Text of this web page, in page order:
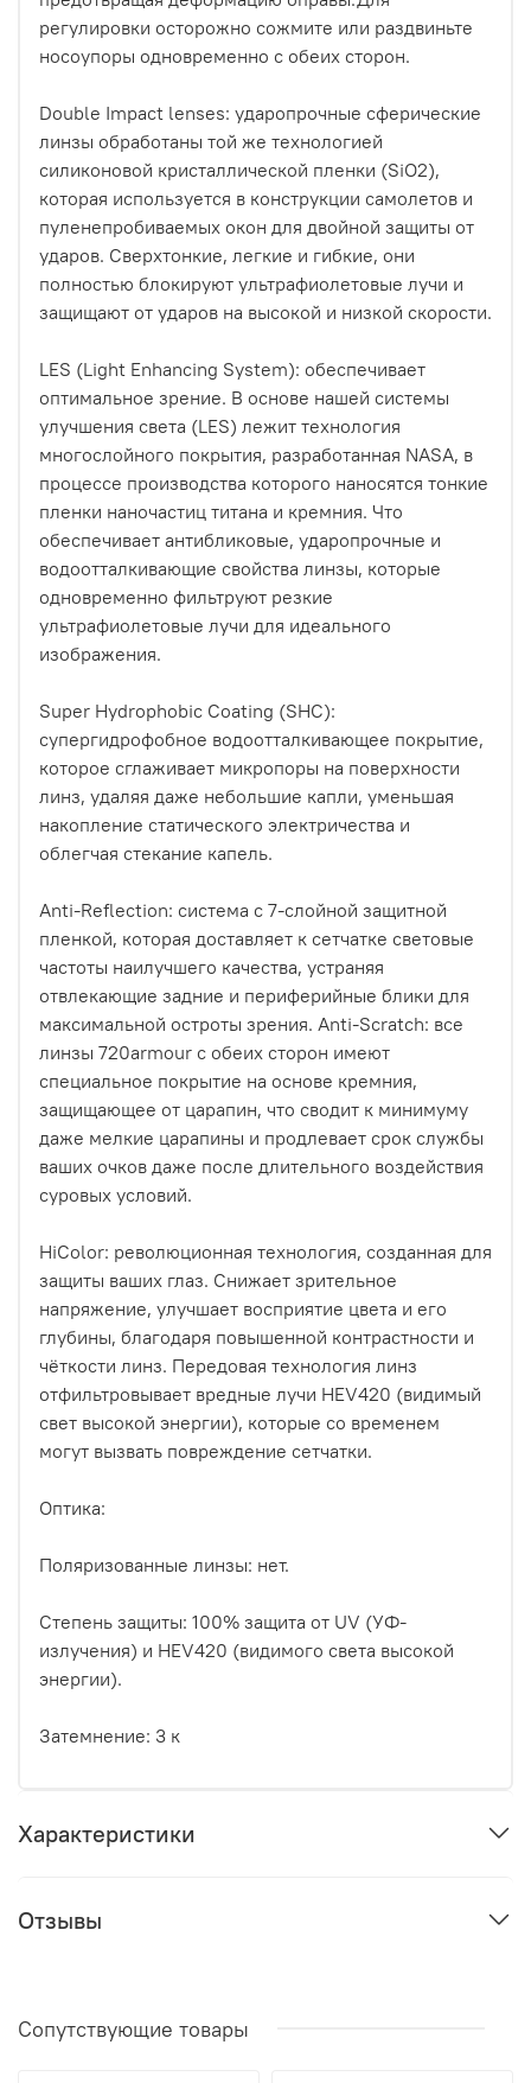
регулировки осторожно сожмите или раздвиньте
носоупоры одновременно с обеих сторон.
Double Impact lenses: ударопрочные сферические
линзы обработаны той же технологией
силиконовой кристаллической пленки (SiO2),
которая используется в конструкции самолетов и
пуленепробиваемых окон для двойной защиты от
ударов. Сверхтонкие, легкие и гибкие, они
полностью блокируют ультрафиолетовые лучи и
защищают от ударов на высокой и низкой скорости.
LES (Light Enhancing System): обеспечивает
оптимальное зрение. В основе нашей системы
улучшения света (LES) лежит технология
многослойного покрытия, разработанная NASA, в
процессе производства которого наносятся тонкие
пленки наночастиц титана и кремния. Что
обеспечивает антибликовые, ударопрочные и
водоотталкивающие свойства линзы, которые
одновременно фильтруют резкие
ультрафиолетовые лучи для идеального
изображения.
Super Hydrophobic Coating (SHC):
супергидрофобное водоотталкивающее покрытие,
которое сглаживает микропоры на поверхности
линз, удаляя даже небольшие капли, уменьшая
накопление статического электричества и
облегчая стекание капель.
Anti-Reflection: система с 7-слойной защитной
пленкой, которая доставляет к сетчатке световые
частоты наилучшего качества, устраняя
отвлекающие задние и периферийные блики для
максимальной остроты зрения. Anti-Scratch: все
линзы 720armour с обеих сторон имеют
специальное покрытие на основе кремния,
защищающее от царапин, что сводит к минимуму
даже мелкие царапины и продлевает срок службы
ваших очков даже после длительного воздействия
суровых условий.
HiColor: революционная технология, созданная для
защиты ваших глаз. Снижает зрительное
напряжение, улучшает восприятие цвета и его
глубины, благодаря повышенной контрастности и
чёткости линз. Передовая технология линз
отфильтровывает вредные лучи HEV420 (видимый
свет высокой энергии), которые со временем
могут вызвать повреждение сетчатки.
Оптика:
Поляризованные линзы: нет.
Степень защиты: 100% защита от UV (УФ-
излучения) и HEV420 (видимого света высокой
энергии).
Затемнение: 3 к
Характеристики
Отзывы
Сопутствующие товары